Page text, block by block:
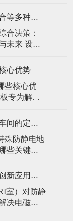
分
液体泼
面对市面上硫酸钙、全钢、复合等多种类型的机房防静电地板，我们该如何科学选型？除了预算，更应该从哪些实际维度进行考量，以避免“过度配置”或“配置不足”？
合决策：
设备
设备的单
脚压
优质复合地
心优势
些核心优
专为解决
用优质冷
后静电喷
便捷布
松掀起盖
防静电地板在新能源电池生产车间的定制化解决方案
殊防静电地
些关键技
位防护方
ATEX认
防静电地板在医疗影像中心的创新应用方案
室）对防静
决电磁干